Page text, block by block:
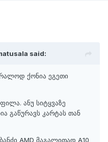
said:
ქონია ეგეთი
ანუ სიტყვაზე
გაწურავს კარტას თან
AMD მაგალითად A10